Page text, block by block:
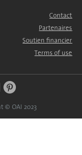
Contact
Partenaires
Soutien financier
Terms of use
© OAI 2023